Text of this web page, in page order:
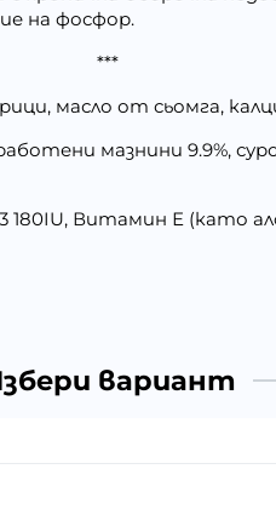
на фосфор.
***
масло от сьомга,
мазнини 9.9%,
Витамин Е (като
вариант